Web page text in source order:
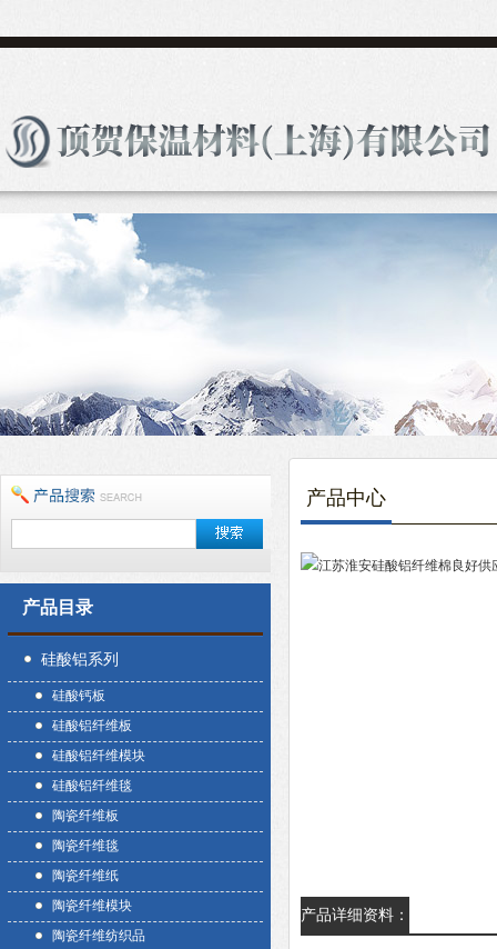
产品目录
硅酸铝系列
硅酸钙板
硅酸铝纤维板
硅酸铝纤维模块
硅酸铝纤维毯
陶瓷纤维板
陶瓷纤维毯
陶瓷纤维纸
陶瓷纤维模块
陶瓷纤维纺织品
产品中心
产品详细资料：